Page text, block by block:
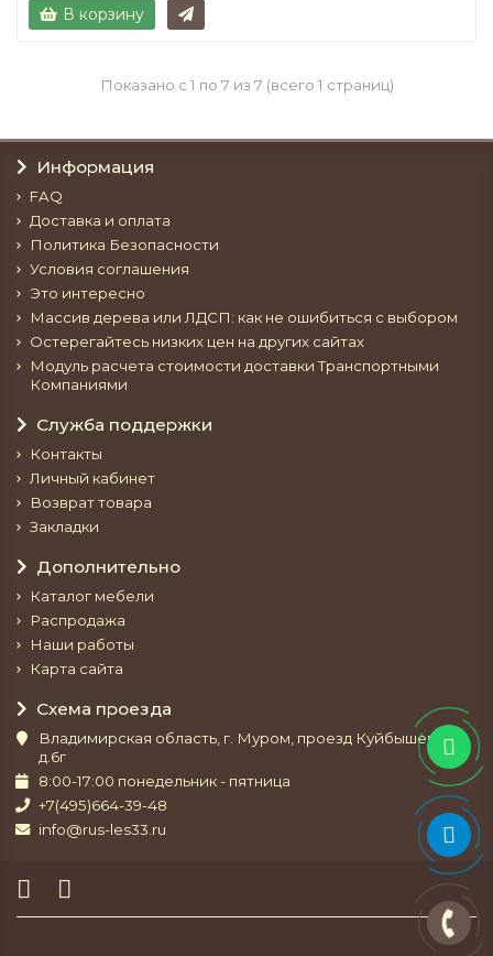
В корзину
Показано с 1 по 7 из 7 (всего 1 страниц)
Информация
FAQ
Доставка и оплата
Политика Безопасности
Условия соглашения
Это интересно
Массив дерева или ЛДСП: как не ошибиться с выбором
Остерегайтесь низких цен на других сайтах
Модуль расчета стоимости доставки Транспортными
Компаниями
Служба поддержки
Контакты
Личный кабинет
Возврат товара
Закладки
Дополнительно
Каталог мебели
Распродажа
Наши работы
Карта сайта
Схема проезда
Владимирская область, г. Муром, проезд Куйбышева,
д.6г
8:00-17:00 понедельник - пятница
+7(495)664-39-48
info@rus-les33.ru